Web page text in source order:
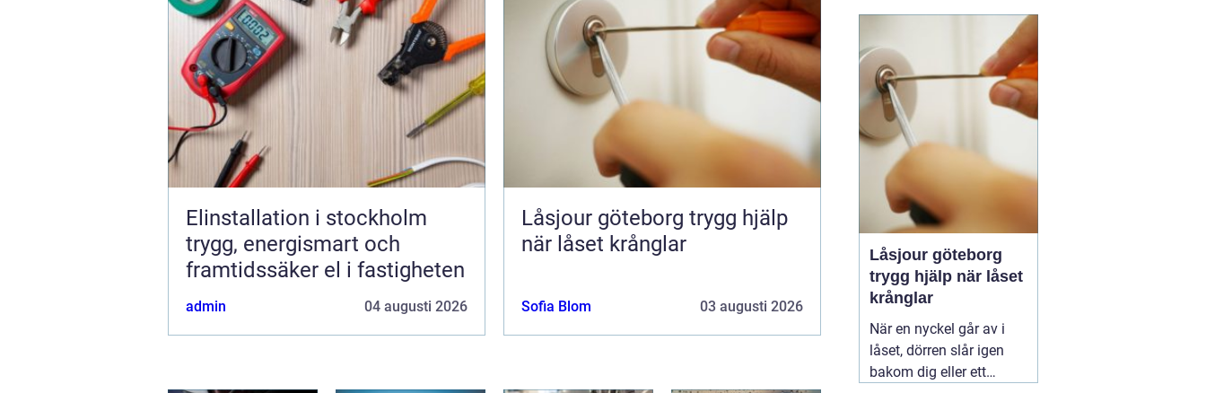
Elinstallation i stockholm
trygg, energismart och
framtidssäker el i fastigheten
admin 04 augusti 2026
Låsjour göteborg trygg hjälp
när låset krånglar
Sofia Blom 03 augusti 2026
värmepumpar,
ventilation, laddboxar
och solcellsbatterier ska
fungera tillsammans
säkert, effektivt och utan
onödigt krångel. En
augusti 2026
Låsjour göteborg
trygg hjälp när låset
krånglar
När en nyckel går av i
låset, dörren slår igen
bakom dig eller ett